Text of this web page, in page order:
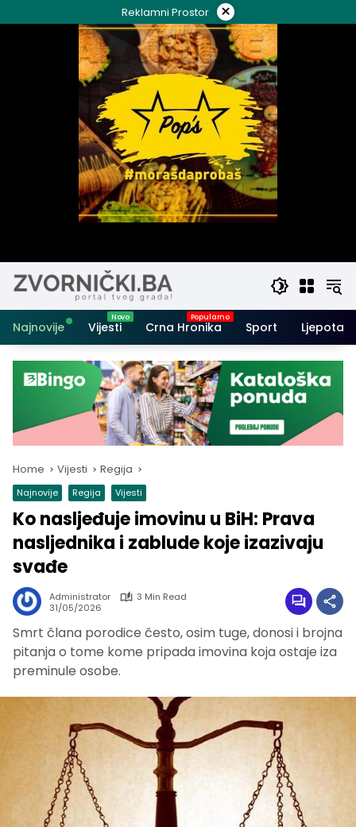
to
Reklamni Prostor ×
Najnovije Vijesti Crna Hronika Sport Ljepota i
Home Vijesti Regija
Najnovije Regija Vijesti
Ko nasljeđuje imovinu u BiH: Prava
nasljednika i zablude koje izazivaju
svađe
Administrator
3 Min Read
31/05/2026
Smrt člana porodice često, osim tuge, donosi i brojna
pitanja o tome kome pripada imovina koja ostaje iza
preminule osobe.